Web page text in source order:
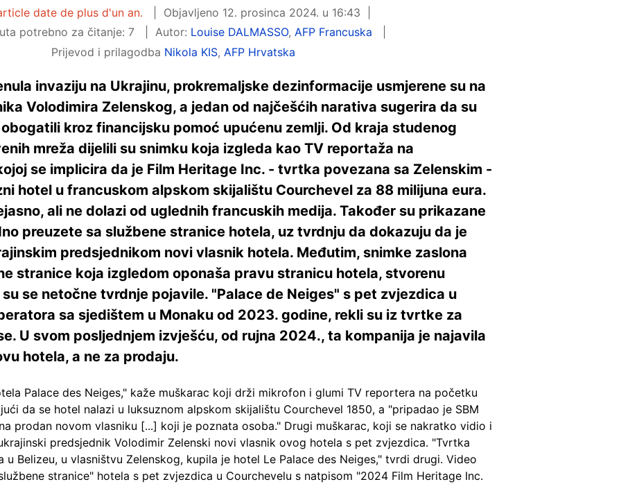
date de plus d'un an. Objavljeno 12. prosinca 2024. u 16:43
potrebno za čitanje: 7
Autor: Louise DALMASSO,AFP Francuska
Prijevod i prilagodba Nikola KIS, AFP Hrvatska
invaziju na Ukrajinu, prokremaljske dezinformacije usmjerene su na
Volodimira Zelenskog, a jedan od najčešćih narativa sugerira da su
kroz financijsku pomoć upućenu zemlji. Od kraja studenog
mreža dijelili su snimku koja izgleda kao TV reportaža na
se implicira da je Film Heritage Inc. - tvrtka povezana sa Zelenskim -
hotel u francuskom alpskom skijalištu Courchevel za 88 milijuna eura.
ali ne dolazi od uglednih francuskih medija. Također su prikazane
preuzete sa službene stranice hotela, uz tvrdnju da dokazuju da je
predsjednikom novi vlasnik hotela. Međutim, snimke zaslona
stranice koja izgledom oponaša pravu stranicu hotela, stvorenu
se netočne tvrdnje pojavile. "Palace de Neiges" s pet zvjezdica u
sa sjedištem u Monaku od 2023. godine, rekli su iz tvrtke za
U svom posljednjem izvješću, od rujna 2024., ta kompanija je najavila
hotela, a ne za prodaju.
Palace des Neiges," kaže muškarac koji drži mikrofon i glumi TV reportera na početku
da se hotel nalazi u luksuznom alpskom skijalištu Courchevel 1850, a "pripadao je SBM
prodan novom vlasniku [...] koji je poznata osoba." Drugi muškarac, koji se nakratko vidio i
predsjednik Volodimir Zelenski novi vlasnik ovog hotela s pet zvjezdica. "Tvrtka
u Belizeu, u vlasništvu Zelenskog, kupila je hotel Le Palace des Neiges," tvrdi drugi. Video
stranice" hotela s pet zvjezdica u Courchevelu s natpisom "2024 Film Heritage Inc.